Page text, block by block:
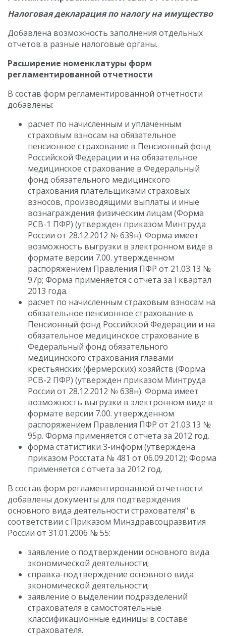
Налоговая декларация по налогу на имущество
Добавлена возможность заполнения отдельных
отчетов в разные налоговые органы.
Расширение номенклатуры форм
регламентированной отчетности
В состав форм регламентированной отчетности
добавлены:
расчет по начисленным и уплаченным
страховым взносам на обязательное
пенсионное страхование в Пенсионный фонд
Российской Федерации и на обязательное
медицинское страхование в Федеральный
фонд обязательного медицинского
страхования плательщиками страховых
взносов, производящими выплаты и иные
вознаграждения физическим лицам (Форма
РСВ-1 ПФР) (утвержден приказом Минтруда
России от 28.12.2012 № 639н). Форма имеет
возможность выгрузки в электронном виде в
формате версии 7.00. утвержденном
распоряжением Правления ПФР от 21.03.13 №
97p; Форма применяется с отчета за I квартал
2013 года.
расчет по начисленным страховым взносам на
обязательное пенсионное страхование в
Пенсионный фонд Российской Федерации и на
обязательное медицинское страхование в
Федеральный фонд обязательного
медицинского страхования главами
крестьянских (фермерских) хозяйств (Форма
РСВ-2 ПФР) (утвержден приказом Минтруда
России от 28.12.2012 № 638н). Форма имеет
возможность выгрузки в электронном виде в
формате версии 7.00. утвержденном
распоряжением Правления ПФР от 21.03.13 №
95p. Форма применяется с отчета за 2012 год.
форма статистики 3-информ (утверждена
приказом Росстата № 481 от 06.09.2012); Форма
применяется с отчета за 2012 год.
В состав форм регламентированной отчетности
добавлены документы для подтверждения
основного вида деятельности страхователя" в
соответствии с Приказом Минздравсоцразвития
России от 31.01.2006 № 55:
заявление о подтверждении основного вида
экономической деятельности;
cправка-подтверждение основного вида
экономической деятельности;
заявление о выделении подразделений
страхователя в самостоятельные
классификационные единицы в составе
страхователя.